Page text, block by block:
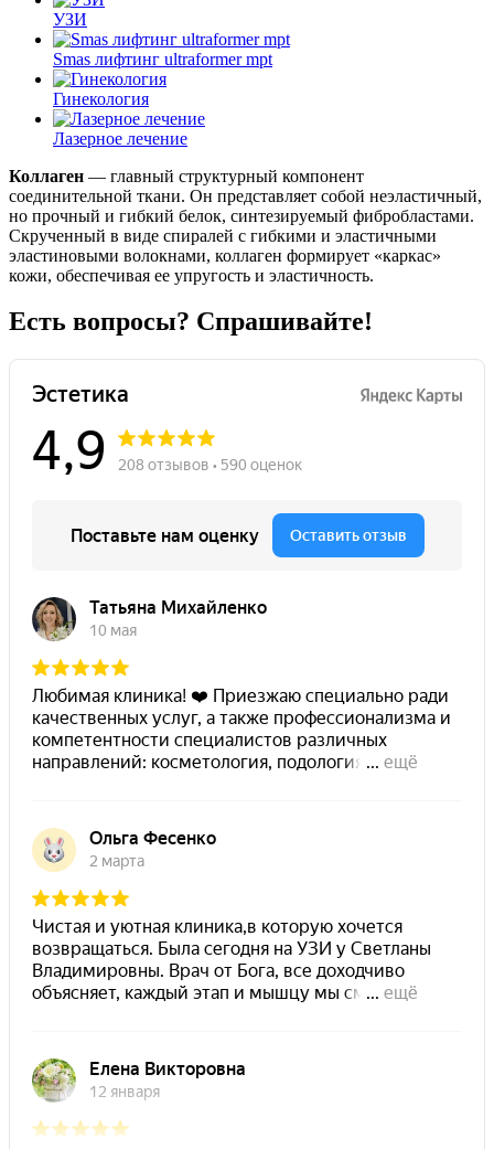
УЗИ
Smas лифтинг ultraformer mpt
Гинекология
Лазерное лечение
Коллаген — главный структурный компонент
соединительной ткани. Он представляет собой неэластичный,
но прочный и гибкий белок, синтезируемый фибробластами.
Скрученный в виде спиралей с гибкими и эластичными
эластиновыми волокнами, коллаген формирует «каркас»
кожи, обеспечивая ее упругость и эластичность.
Есть вопросы? Спрашивайте!